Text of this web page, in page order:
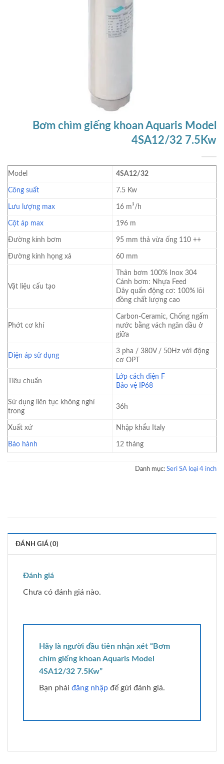
Bơm chìm giếng khoan Aquaris Model
4SA12/32 7.5Kw
Model 4SA12/32
Công suất 7.5 Kw
Lưu lượng max 16 m³/h
Cột áp max 196 m
Đường kính bơm 95 mm thả vừa ống 110 ++
Đường kính họng xả 60 mm
Vật liệu cấu tạo
Thân bơm 100% Inox 304
Cánh bơm: Nhựa Feed
Dây quấn động cơ: 100% lõi
đồng chất lượng cao
Phớt cơ khí
Carbon-Ceramic, Chống ngấm
nước bằng vách ngăn dầu ở
giữa
Điện áp sử dụng
3 pha / 380V / 50Hz với động
cơ OPT
Tiêu chuẩn
Lớp cách điện F
Bảo vệ IP68
Sử dụng liên tục không nghỉ
trong
36h
Xuất xứ Nhập khẩu Italy
Bảo hành 12 tháng
Danh mục: Seri SA loại 4 inch
ĐÁNH GIÁ (0)
Đánh giá
Chưa có đánh giá nào.
Hãy là người đầu tiên nhận xét “Bơm
chìm giếng khoan Aquaris Model
4SA12/32 7.5Kw”
Bạn phải đăng nhập để gửi đánh giá.